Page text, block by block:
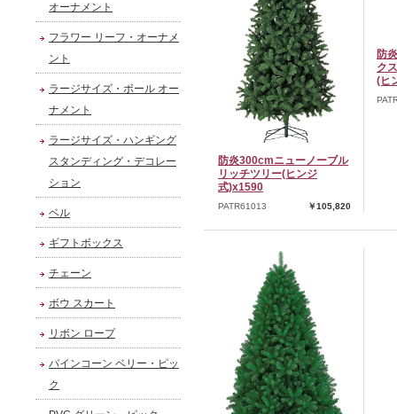
オーナメント
フラワー リーフ・オーナメ
ント
ラージサイズ・ボール オー
ナメント
ラージサイズ・ハンギング
スタンディング・デコレー
ション
ベル
ギフトボックス
チェーン
ボウ スカート
リボン ロープ
パインコーン ベリー・ピッ
ク
防炎300cmニューノーブル
リッチツリー(ヒンジ
式)x1590
PATR61013 ￥105,820
防
ク
(ヒ